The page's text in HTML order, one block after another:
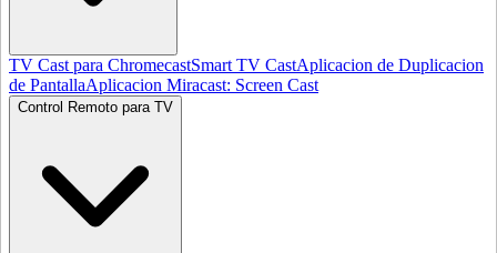
TV Cast para ChromecastSmart TV CastAplicacion de Duplicacion
de PantallaAplicacion Miracast: Screen Cast
Control Remoto para TV